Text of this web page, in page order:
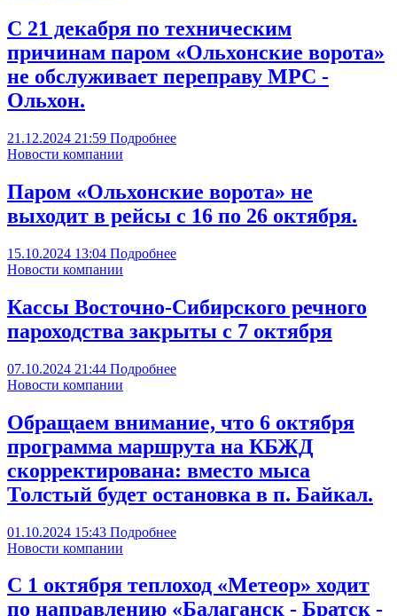
С 21 декабря по техническим
причинам паром «Ольхонские ворота»
не обслуживает переправу МРС -
Ольхон.
21.12.2024 21:59 Подробнее
Новости компании
Паром «Ольхонские ворота» не
выходит в рейсы с 16 по 26 октября.
15.10.2024 13:04 Подробнее
Новости компании
Кассы Восточно-Сибирского речного
пароходства закрыты с 7 октября
07.10.2024 21:44 Подробнее
Новости компании
Обращаем внимание, что 6 октября
программа маршрута на КБЖД
скорректирована: вместо мыса
Толстый будет остановка в п. Байкал.
01.10.2024 15:43 Подробнее
Новости компании
С 1 октября теплоход «Метеор» ходит
по направлению «Балаганск - Братск -